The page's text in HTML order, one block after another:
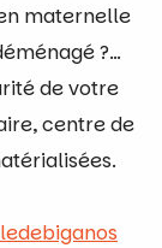
maternelle
?…
de votre
centre de